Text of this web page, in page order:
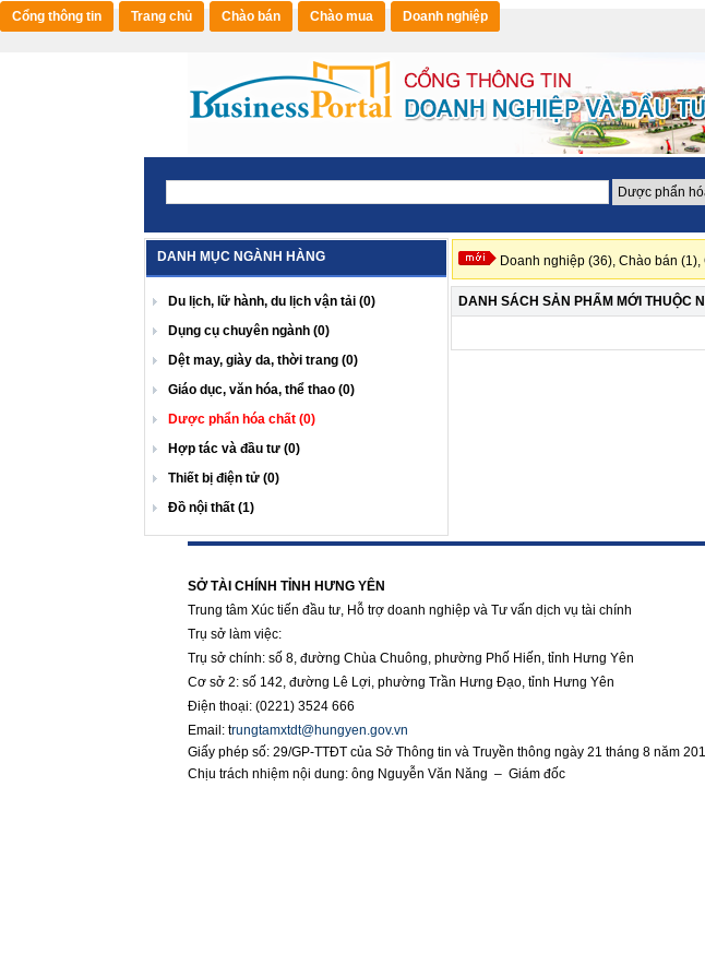
Cổng thông tin Trang chủ Chào bán Chào mua Doanh nghiệp
DANH MỤC NGÀNH HÀNG
Du lịch, lữ hành, du lịch vận tải (0)
Dụng cụ chuyên ngành (0)
Dệt may, giày da, thời trang (0)
Giáo dục, văn hóa, thể thao (0)
Dược phẩn hóa chất (0)
Hợp tác và đầu tư (0)
Thiết bị điện tử (0)
Đồ nội thất (1)
Doanh nghiệp (36), Chào bán (1),
DANH SÁCH SẢN PHẨM MỚI THUỘC
SỞ TÀI CHÍNH TỈNH HƯNG YÊN
Trung tâm Xúc tiến đầu tư, Hỗ trợ doanh nghiệp và Tư vấn dịch vụ tài chính
Trụ sở làm việc:
Trụ sở chính: số 8, đường Chùa Chuông, phường Phố Hiến, tỉnh Hưng Yên
Cơ sở 2: số 142, đường Lê Lợi, phường Trần Hưng Đạo, tỉnh Hưng Yên
Điện thoại: (0221) 3524 666
Email: trungtamxtdt@hungyen.gov.vn
Giấy phép số: 29/GP-TTĐT của Sở Thông tin và Truyền thông ngày 21 tháng 8 năm
Chịu trách nhiệm nội dung: ông Nguyễn Văn Năng – Giám đốc